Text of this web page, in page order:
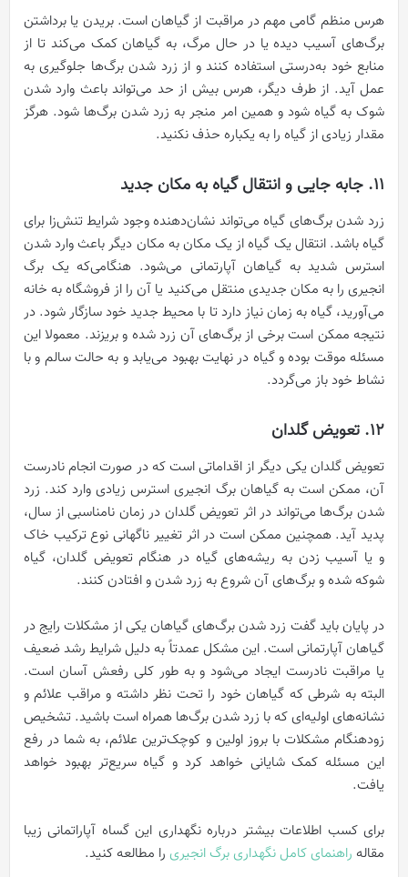
هرس منظم گامی ‌مهم در مراقبت از گیاهان است. بریدن یا برداشتن
برگ‌های آسیب دیده یا در حال مرگ، به گیاهان کمک می‌کند تا از
منابع خود به‌درستی استفاده کنند و از زرد شدن برگ‌ها جلوگیری به
عمل آید. از طرف دیگر، هرس بیش از حد می‌تواند باعث وارد شدن
شوک به گیاه شود و همین امر منجر به زرد شدن برگ‌ها شود. هرگز
مقدار زیادی از گیاه را به یکباره حذف نکنید.
11. جابه جایی و انتقال گیاه به مکان جدید
زرد شدن برگ‌های گیاه می‌تواند نشان‌دهنده وجود شرایط تنش‌زا برای
گیاه باشد. انتقال یک گیاه از یک مکان به مکان دیگر باعث وارد شدن
استرس شدید به گیاهان آپارتمانی می‌شود. هنگامی‌که یک برگ
انجیری را به مکان جدیدی منتقل می‌کنید یا آن را از فروشگاه به خانه
می‌آورید، گیاه به زمان نیاز دارد تا با محیط جدید خود سازگار شود. در
نتیجه ممکن است برخی از برگ‌های آن زرد شده و بریزند. معمولا این
مسئله موقت بوده و گیاه در نهایت بهبود می‌یابد و به حالت سالم و با
نشاط خود باز می‌گردد.
12. تعویض گلدان
تعویض گلدان یکی دیگر از اقداماتی است که در صورت انجام نادرست
آن، ممکن است به گیاهان برگ انجیری استرس زیادی وارد کند. زرد
شدن برگ‌ها می‌تواند در اثر تعویض گلدان در زمان نامناسبی از سال،
پدید آید. همچنین ممکن است در اثر تغییر ناگهانی نوع ترکیب خاک
و یا آسیب زدن به ریشه‌های گیاه در هنگام تعویض گلدان، گیاه
شوکه شده و برگ‌های آن شروع به زرد شدن و افتادن کنند.
در پایان باید گفت زرد شدن برگ‌های گیاهان یکی از مشکلات رایج در
گیاهان آپارتمانی است. این مشکل عمدتاً به دلیل شرایط رشد ضعیف
یا مراقبت نادرست ایجاد می‌شود و به طور کلی رفعش آسان است.
البته به شرطی که گیاهان خود را تحت نظر داشته و مراقب علائم و
نشانه‌های اولیه‌ای که با زرد شدن برگ‌ها همراه است باشید. تشخیص
زودهنگام مشکلات با بروز اولین و کوچک‌ترین علائم، به شما در رفع
این مسئله کمک شایانی خواهد کرد و گیاه سریع‌تر بهبود خواهد
یافت.
برای کسب اطلاعات بیشتر درباره نگهداری این گساه آپاراتمانی زیبا
مقاله راهنمای کامل نگهداری برگ انجیری را مطالعه کنید.